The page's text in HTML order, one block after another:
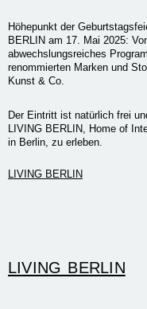
LIVING BERLIN
Höhepunkt der
BERLIN am 17. Mai 2025:
abwechslungsreiches
renommierten Marken und
Kunst & Co.
Der Eintritt ist natürlich frei
LIVING BERLIN, Home of
in Berlin, zu erleben.
LIVING BERLIN